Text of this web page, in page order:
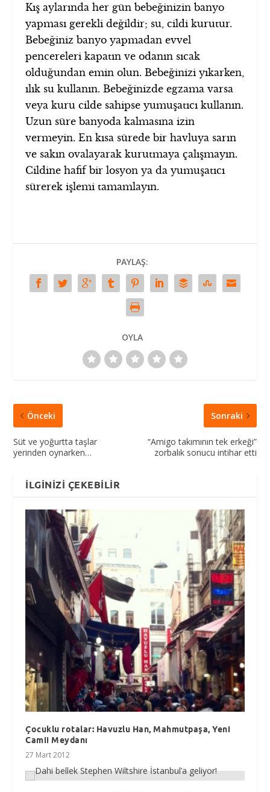
Kış aylarında her gün bebeğinizin banyo
yapması gerekli değildir; su, cildi kurutur.
Bebeğiniz banyo yapmadan evvel
pencereleri kapatın ve odanın sıcak
olduğundan emin olun. Bebeğinizi yıkarken,
ılık su kullanın. Bebeğinizde egzama varsa
veya kuru cilde sahipse yumuşatıcı kullanın.
Uzun süre banyoda kalmasına izin
vermeyin. En kısa sürede bir havluya sarın
ve sakın ovalayarak kurutmaya çalışmayın.
Cildine hafif bir losyon ya da yumuşatıcı
sürerek işlemi tamamlayın.
PAYLAŞ:
OYLA
Önceki
Süt ve yoğurtta taşlar
yerinden oynarken…
Sonraki
“Amigo takımının tek erkeği”
zorbalık sonucu intihar etti
İLGINIZI ÇEKEBILIR
Çocuklu rotalar: Havuzlu Han, Mahmutpaşa, Yeni
Camii Meydanı
27 Mart 2012